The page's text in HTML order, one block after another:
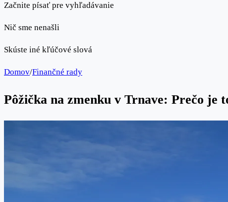
Začnite písať pre vyhľadávanie
Nič sme nenašli
Skúste iné kľúčové slová
Domov/Finančné rady
Pôžička na zmenku v Trnave: Prečo je